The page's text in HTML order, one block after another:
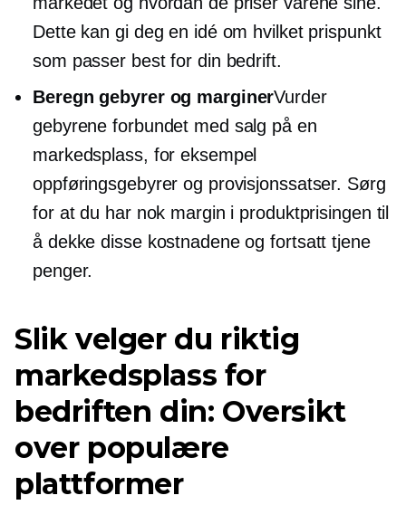
Dette kan gi deg en idé om hvilket prispunkt
som passer best for din bedrift.
Beregn gebyrer og marginerVurder
gebyrene forbundet med salg på en
markedsplass, for eksempel
oppføringsgebyrer og provisjonssatser. Sørg
for at du har nok margin i produktprisingen til
å dekke disse kostnadene og fortsatt tjene
penger.
Slik velger du riktig
markedsplass for
bedriften din: Oversikt
over populære
plattformer